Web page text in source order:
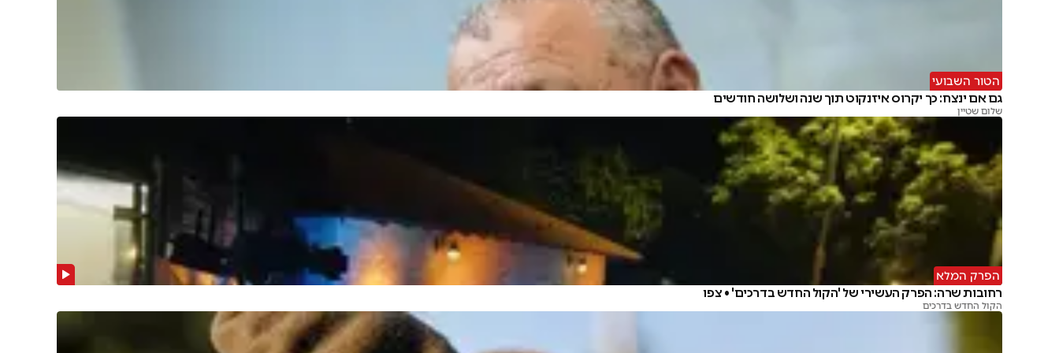
הטור השבועי
גם אם ינצח: כך יקרוס איזנקוט תוך שנה ושלושה חודשים
שלום שטיין
הפרק המלא
רחובות שרה: הפרק העשירי של 'הקול החדש בדרכים' • צפו
הקול החדש בדרכים